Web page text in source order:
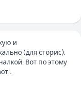
и
(для сторис).
Вот по этому